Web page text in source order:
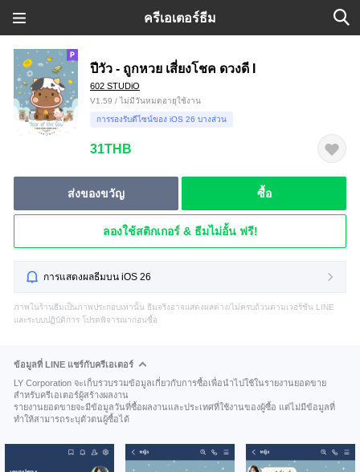
ครีเอเตอร์ธีม
ปีวัว - ถูกหวย เสี่ยงโชค ดวงดี I
602 STUDiO
V1.59 / ไม่มีวันหมดอายุใช้งาน
การรองรับดีไซน์ของ iOS 26 บางส่วน
31THB
ส่งของขวัญ ซื้อ
ลองใช้สติกเกอร์ & ธีมไม่อั้น ฟรี!
การแสดงผลธีมบน iOS 26
ภาพในร้านธีมเป็นภาพประกอบเท่านั้น ธีมจริงอาจแสดงผลต่าง/ไม่ครบถ้วนตามเวอร์ชัน LINE
และระบบปฏิบัติการ โปรดพิจารณาก่อนซื้อ
ข้อมูลที่ LINE แชร์กับครีเอเตอร์
LY Corporation จะเก็บรวบรวมข้อมูลเกี่ยวกับการซื้อเพื่อนำไปใช้ในรายงานยอดขาย
สำหรับครีเอเตอร์ผู้สร้างผลงาน
รายงานยอดขายจะมีข้อมูลวันที่ซื้อผลงานและประเทศที่ใช้งานของผู้ซื้อ แต่ไม่มีข้อมูลที่
ทำให้สามารถระบุตัวตนผู้ซื้อได้